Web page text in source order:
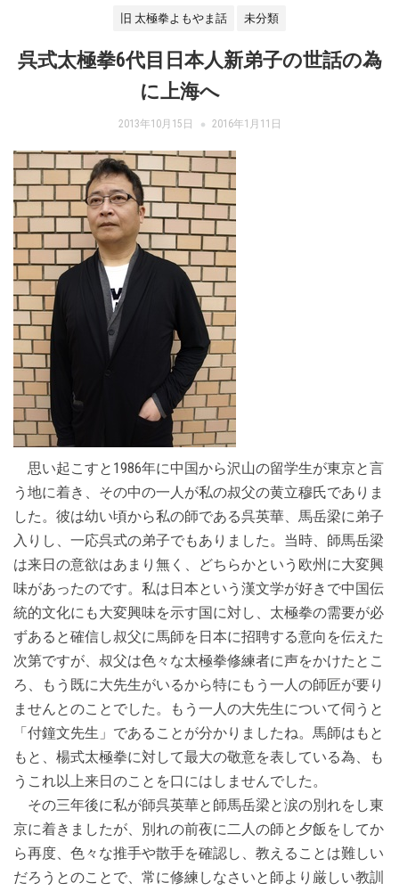
旧 太極拳よもやま話 未分類
呉式太極拳6代目日本人新弟子の世話の為
に上海へ
2013年10月15日 2016年1月11日
思い起こすと1986年に中国から沢山の留学生が東京と言
う地に着き、その中の一人が私の叔父の黄立穆氏でありま
した。彼は幼い頃から私の師である呉英華、馬岳梁に弟子
入りし、一応呉式の弟子でもありました。当時、師馬岳梁
は来日の意欲はあまり無く、どちらかという欧州に大変興
味があったのです。私は日本という漢文学が好きで中国伝
統的文化にも大変興味を示す国に対し、太極拳の需要が必
ずあると確信し叔父に馬師を日本に招聘する意向を伝えた
次第ですが、叔父は色々な太極拳修練者に声をかけたとこ
ろ、もう既に大先生がいるから特にもう一人の師匠が要り
ませんとのことでした。もう一人の大先生について伺うと
「付鐘文先生」であることが分かりましたね。馬師はもと
もと、楊式太極拳に対して最大の敬意を表している為、も
うこれ以上来日のことを口にはしませんでした。
その三年後に私が師呉英華と師馬岳梁と涙の別れをし東
京に着きましたが、別れの前夜に二人の師と夕飯をしてか
ら再度、色々な推手や散手を確認し、教えることは難しい
だろうとのことで、常に修練しなさいと師より厳しい教訓